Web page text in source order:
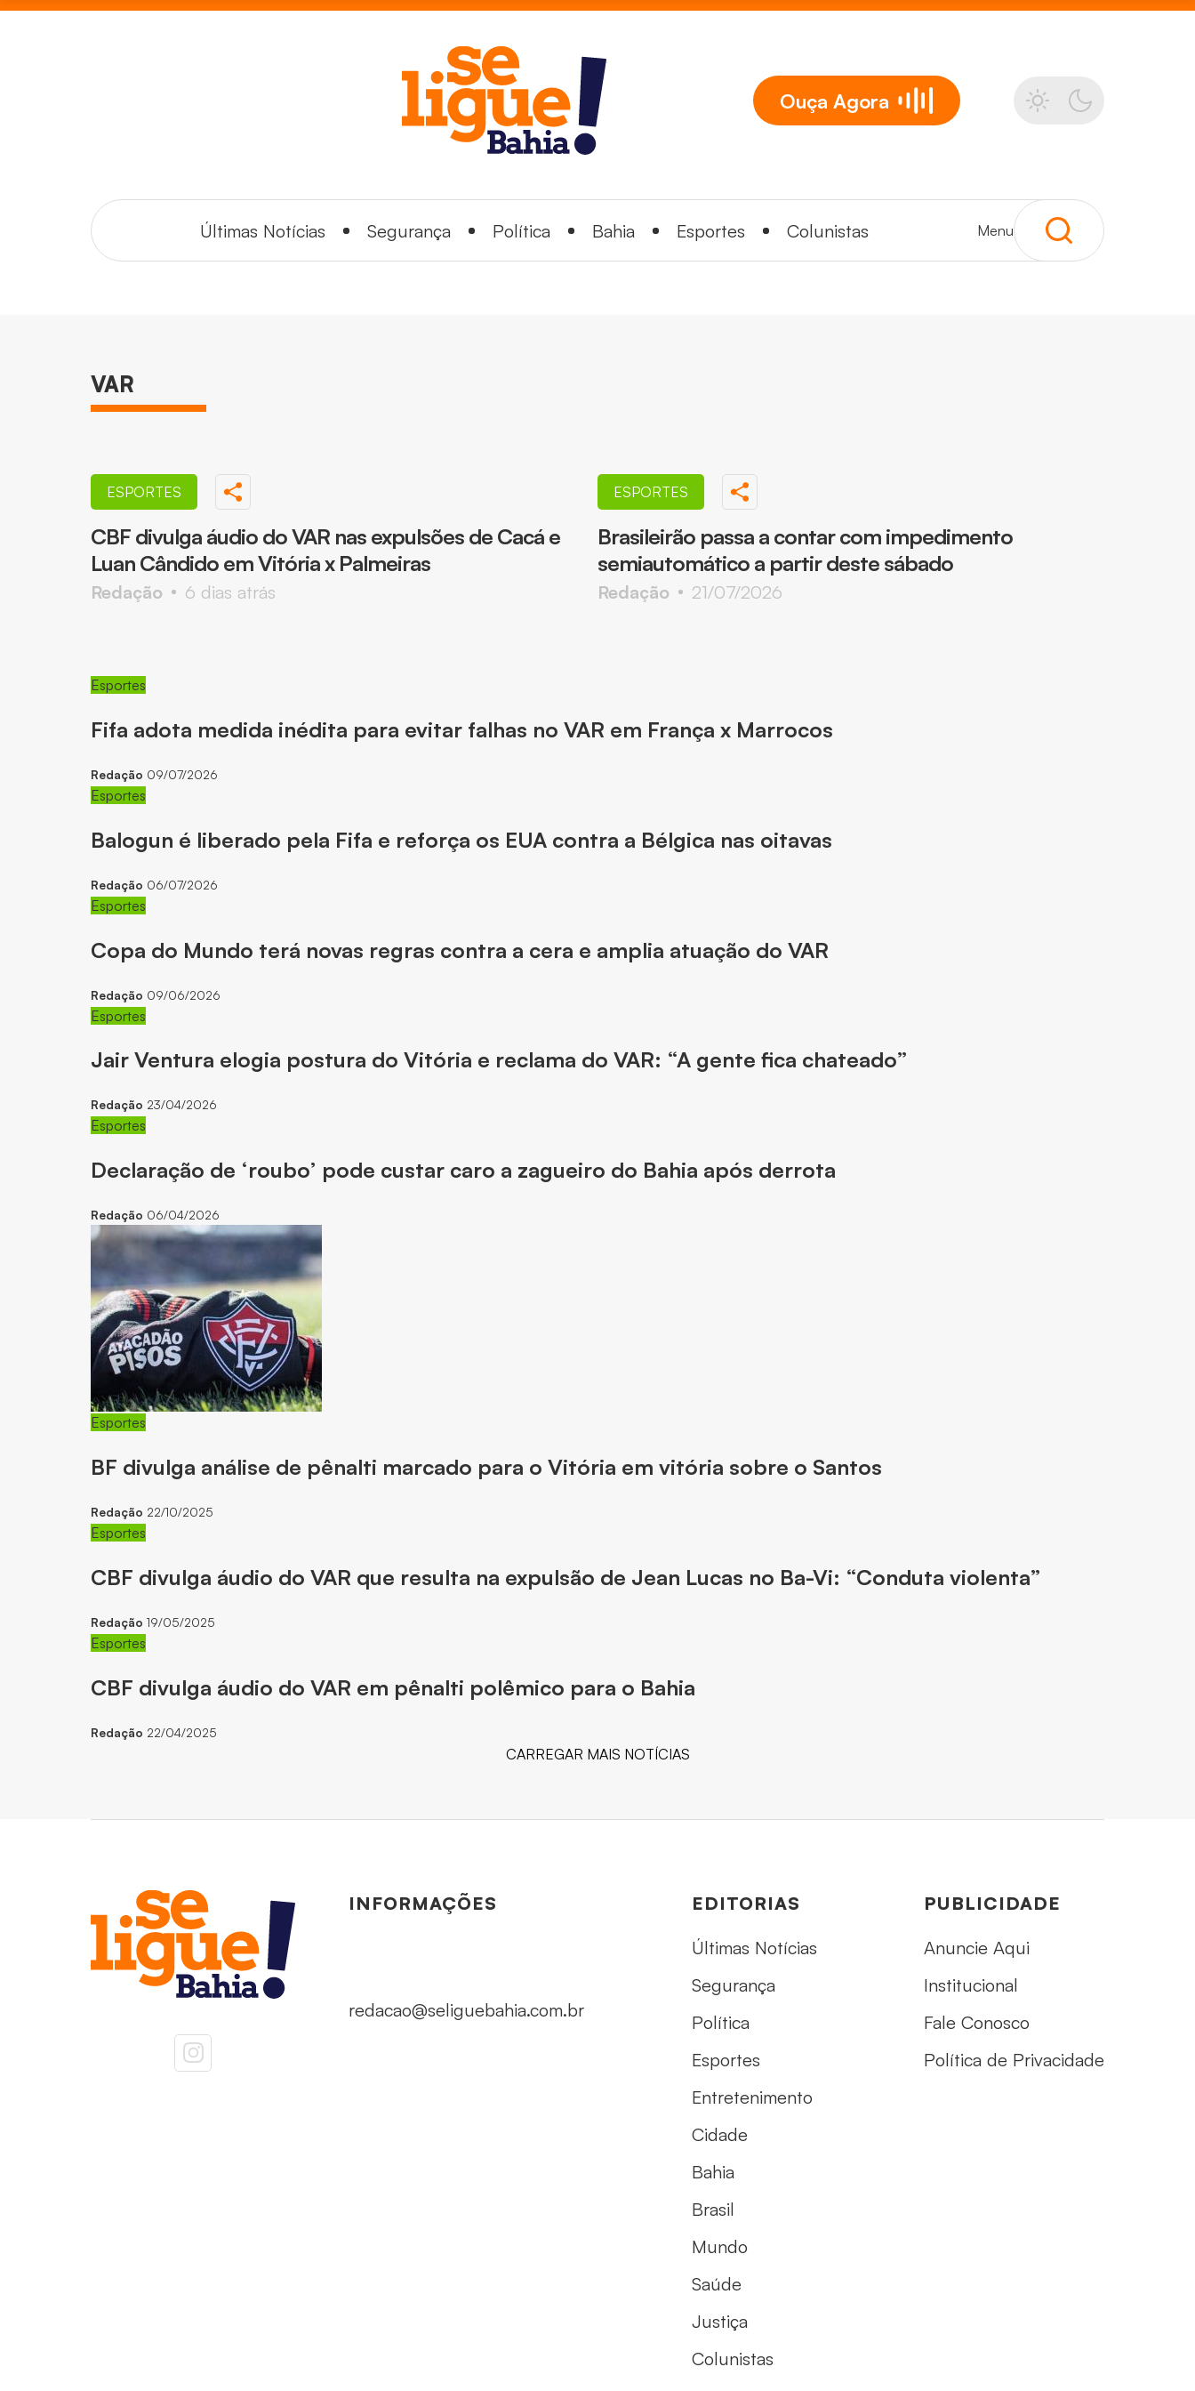
Ouça Agora
Últimas Notícias Segurança Política Bahia Esportes Colunistas Menu
VAR
ESPORTES
CBF divulga áudio do VAR nas expulsões de Cacá e
Luan Cândido em Vitória x Palmeiras
Redação 6 dias atrás
ESPORTES
Brasileirão passa a contar com impedimento
semiautomático a partir deste sábado
Redação 21/07/2026
Esportes
Fifa adota medida inédita para evitar falhas no VAR em França x Marrocos
Redação 09/07/2026
Esportes
Balogun é liberado pela Fifa e reforça os EUA contra a Bélgica nas oitavas
Redação 06/07/2026
Esportes
Copa do Mundo terá novas regras contra a cera e amplia atuação do VAR
Redação 09/06/2026
Esportes
Jair Ventura elogia postura do Vitória e reclama do VAR: “A gente fica chateado”
Redação 23/04/2026
Esportes
Declaração de ‘roubo’ pode custar caro a zagueiro do Bahia após derrota
Redação 06/04/2026
Esportes
BF divulga análise de pênalti marcado para o Vitória em vitória sobre o Santos
Redação 22/10/2025
Esportes
CBF divulga áudio do VAR que resulta na expulsão de Jean Lucas no Ba-Vi: “Conduta violenta”
Redação 19/05/2025
Esportes
CBF divulga áudio do VAR em pênalti polêmico para o Bahia
Redação 22/04/2025
CARREGAR MAIS NOTÍCIAS
INFORMAÇÕES
redacao@seliguebahia.com.br
EDITORIAS
Últimas Notícias
Segurança
Política
Esportes
Entretenimento
Cidade
Bahia
Brasil
Mundo
Saúde
Justiça
Colunistas
PUBLICIDADE
Anuncie Aqui
Institucional
Fale Conosco
Política de Privacidade